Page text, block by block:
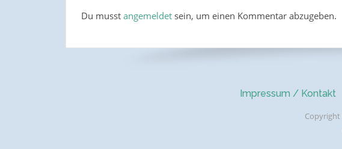
Du musst angemeldetsein, um einen Kommentar abzugeben.
Impressum / Kontakt
Copyright